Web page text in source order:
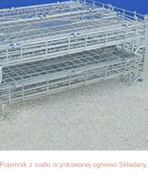
Pojemnik z siatki ocynkowanej ogniowo